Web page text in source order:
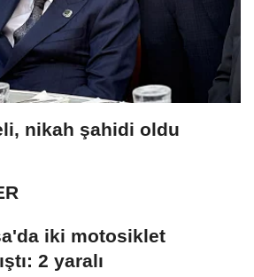
nikah şahidi oldu
iki motosiklet
2 yaralı